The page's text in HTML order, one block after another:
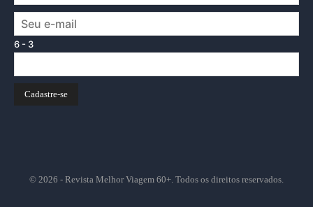
6 - 3
© 2026 - Revista Melhor Viagem 60+. Todos os direitos reservados.